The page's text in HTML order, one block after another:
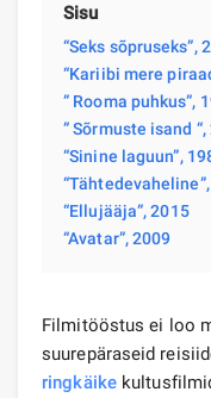
Sisu
“Seks sõpruseks”,
“Kariibi mere
” Rooma puhkus”,
” Sõrmuste isand “,
“Sinine laguun”,
“Ellujääja”, 2015
“Avatar”, 2009
Filmitööstus ei loo
suurepäraseid
ringkäike